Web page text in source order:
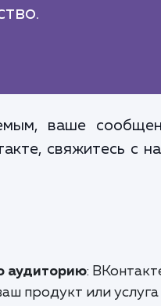
ваше
свяжитесь с
аудиторию:
продукт или услуга